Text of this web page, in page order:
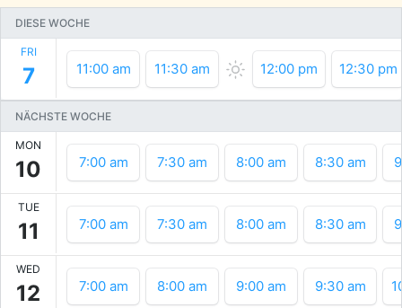
DIESE WOCHE
FRI
7 11:00 am 11:30 am 12:00 pm 12:30 pm
NÄCHSTE WOCHE
MON
10 7:00 am 7:30 am 8:00 am 8:30 am
TUE
11 7:00 am 7:30 am 8:00 am 8:30 am
WED
12 7:00 am 8:00 am 9:00 am 9:30 am